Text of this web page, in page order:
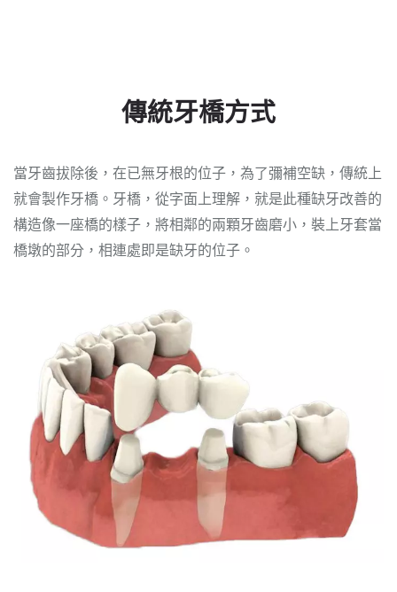
傳統牙橋方式
當牙齒拔除後，在已無牙根的位子，為了彌補空缺，傳統上
就會製作牙橋。牙橋，從字面上理解，就是此種缺牙改善的
構造像一座橋的樣子，將相鄰的兩顆牙齒磨小，裝上牙套當
橋墩的部分，相連處即是缺牙的位子。